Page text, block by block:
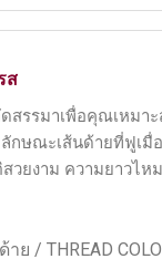
ส
รรมาเพื่อคุณเหมาะ
กษณะเส้นด้ายที่ฟูเมื่
วยงาม ความยาวไห
าย / THREAD